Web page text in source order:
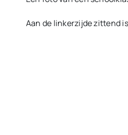
Aan de linkerzijde zittend